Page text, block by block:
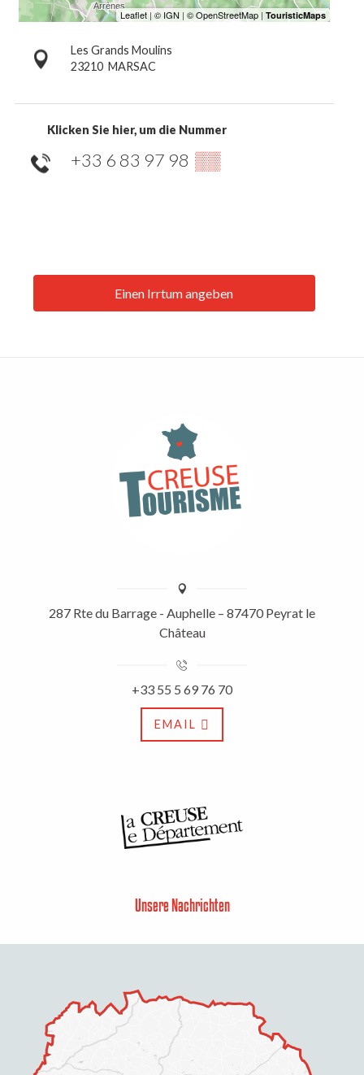
Les Grands Moulins
23210 MARSAC
Klicken Sie hier, um die Nummer
+33 6 83 97 98 ▒▒
Einen Irrtum angeben
287 Rte du Barrage - Auphelle – 87470 Peyrat le
Château
+33 55 5 69 76 70
EMAIL
Unsere Nachrichten